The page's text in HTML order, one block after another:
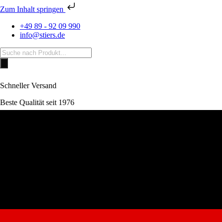
Zum Inhalt springen
+49 89 - 92 09 990
info@stiers.de
Products
search
Schneller Versand
Beste Qualität seit 1976